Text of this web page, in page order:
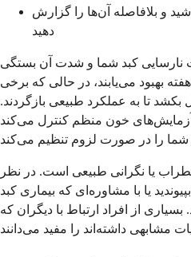
و بلافاصله آن‌ها را گزارش
دهید
نارسایی کبد شما و شدت آن بستگی
بهبود می‌یابند، در حالی که برخی
تا به عملکرد طبیعی بازگردند.
خون منظم کنترل می‌کند
یا نگرانی طبیعی است. در نظر
یا با مشاوره‌ای که بیماری کبد
از افراد ارتباط با دیگران که